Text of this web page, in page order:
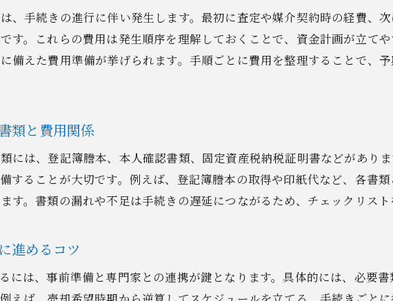
中古戸建売却で失敗しない計画の作り方
費用と手続きを考慮した売却スケジュール
、手続きの進行に伴い発生します。最初に査定や媒介契約時の経費、
す。これらの費用は発生順序を理解しておくことで、資金計画が立て
備えた費用準備が挙げられます。手順ごとに費用を整理することで、
類と費用関係
には、登記簿謄本、本人確認書類、固定資産税納税証明書などがあり
することが大切です。例えば、登記簿謄本の取得や印紙代など、各書
す。書類の漏れや不足は手続きの遅延につながるため、チェックリスト
進めるコツ
には、事前準備と専門家との連携が鍵となります。具体的には、必要